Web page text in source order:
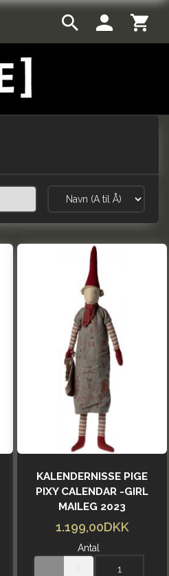
KALENDERNISSE PIGE
PIXY CALENDAR -GIRL
MAILEG 2023
1.199,00DKK
Antal